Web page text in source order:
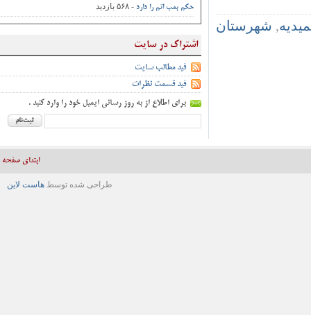
,شهرستان
حکم بمب اتم را دارد - ۵۶۸ بازدید
اشتراک در سایت
فید مطالب سایت
فید قسمت نظرات
برای اطلاع از به روز رسانی ایمیل خود را وارد کنید .
ابتدای صفحه
طراحی شده توسطهاست لاین